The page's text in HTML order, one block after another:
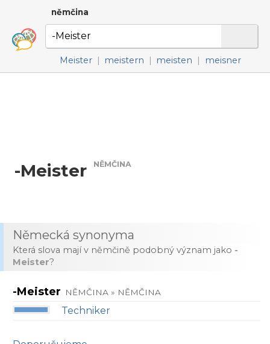
němčina
Meister | meistern | meisten | meisner
-Meister NĚMČINA
Německá synonyma
Která slova mají v němčině podobný význam jako -
Meister?
-Meister NĚMČINA » NĚMČINA
Techniker